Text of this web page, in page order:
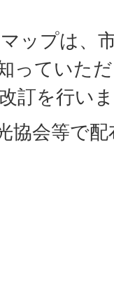
ップは、
っていた
訂を行い
協会等で